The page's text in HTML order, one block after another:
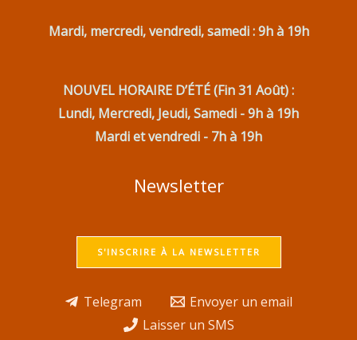
Mardi, mercredi, vendredi, samedi : 9h à 19h
NOUVEL HORAIRE D’ÉTÉ (Fin 31 Août) :
Lundi, Mercredi, Jeudi, Samedi - 9h à 19h
Mardi et vendredi - 7h à 19h
Newsletter
S'INSCRIRE À LA NEWSLETTER
Telegram
Envoyer un email
Laisser un SMS